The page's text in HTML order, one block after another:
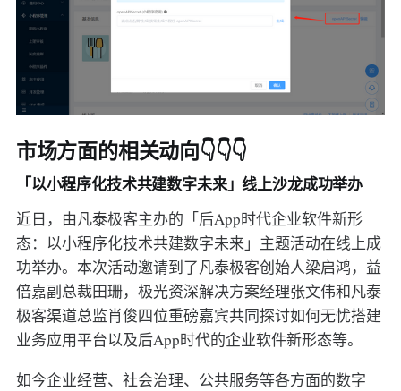
市场方面的相关动向👇👇👇
「以小程序化技术共建数字未来」线上沙龙成功举办
近日，由凡泰极客主办的「后App时代企业软件新形
态：以小程序化技术共建数字未来」主题活动在线上成
功举办。本次活动邀请到了凡泰极客创始人梁启鸿，益
倍嘉副总裁田珊，极光资深解决方案经理张文伟和凡泰
极客渠道总监肖俊四位重磅嘉宾共同探讨如何无忧搭建
业务应用平台以及后App时代的企业软件新形态等。
如今企业经营、社会治理、公共服务等各方面的数字